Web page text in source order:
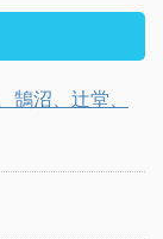
沼、辻堂、